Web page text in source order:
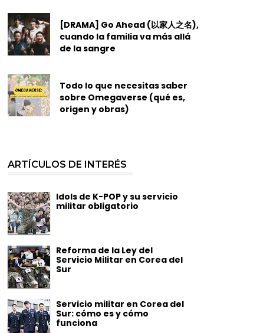
[DRAMA] Go Ahead (以家人之名),
cuando la familia va más allá
de la sangre
Todo lo que necesitas saber
sobre Omegaverse (qué es,
origen y obras)
ARTÍCULOS DE INTERÉS
Idols de K-POP y su servicio
militar obligatorio
Reforma de la Ley del
Servicio Militar en Corea del
Sur
Servicio militar en Corea del
Sur: cómo es y cómo
funciona